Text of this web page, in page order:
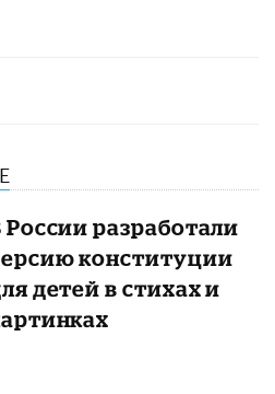
России разработали
конституции
детей в стихах и